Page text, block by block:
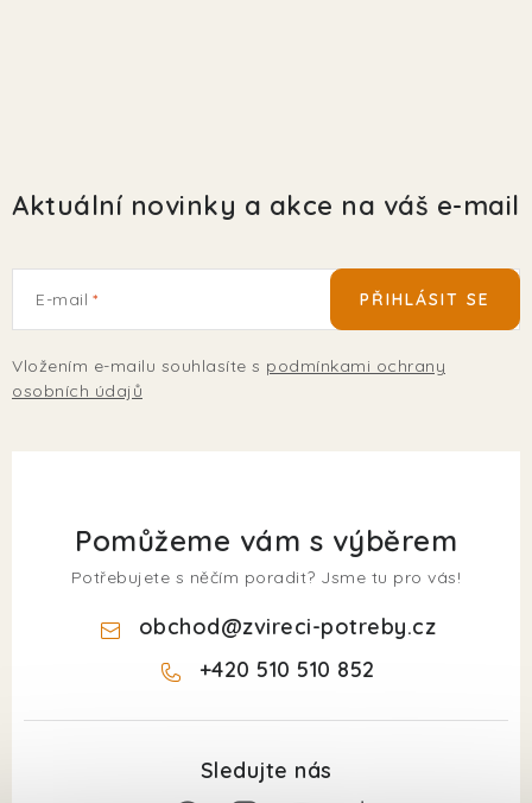
Aktuální novinky a akce na váš e-mail
E-mail
Vložením e-mailu souhlasíte s podmínkami ochrany
osobních údajů
PŘIHLÁSIT SE
Pomůžeme vám s výběrem
Potřebujete s něčím poradit? Jsme tu pro vás!
obchod@zvireci-potreby.cz
+420 510 510 852